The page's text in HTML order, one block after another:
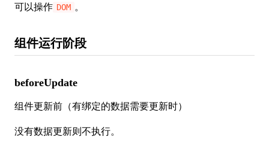
可以操作 DOM 。
组件运行阶段
beforeUpdate
组件更新前（有绑定的数据需要更新时）
没有数据更新则不执行。